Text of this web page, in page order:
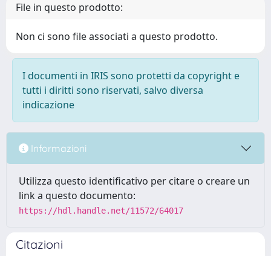
File in questo prodotto:
Non ci sono file associati a questo prodotto.
I documenti in IRIS sono protetti da copyright e
tutti i diritti sono riservati, salvo diversa
indicazione
Informazioni
Utilizza questo identificativo per citare o creare un
link a questo documento:
https://hdl.handle.net/11572/64017
Citazioni